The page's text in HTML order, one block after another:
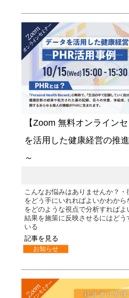
【Zoom 無料オンライン
を活用した健康経営の推
～
こんなお悩みはありませんか？・
をどう手にいれればよいかわか
をどのような視点で分析すれば
結果を施策に反映させるにはど
いる
記事を見る
お知らせ